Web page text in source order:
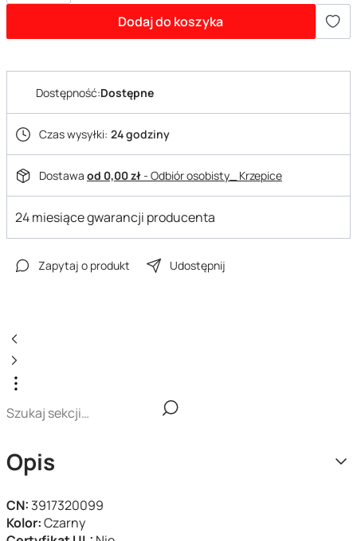
Dodaj do koszyka
Dostępność:Dostępne
Czas wysyłki: 24 godziny
Dostawa od 0,00 zł- Odbiór osobisty_ Krzepice
24 miesiące gwarancji producenta
Zapytaj o produkt Udostępnij
Opis
CN: 3917320099
Kolor:Czarny